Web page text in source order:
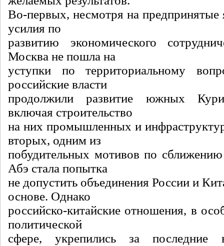
Во-первых, несмотря на предпринятые
усилия по
развитию экономического
Москва не пошла на
уступки по территориальному
российские власти
продолжили развитие южных
включая строительство
на них промышленных и
вторых, одним из
побудительных мотивов по
Абэ стала попытка
не допустить объединения России и
основе. Однако
российско-китайские отношения, в
политической
сфере, укрепились за последние